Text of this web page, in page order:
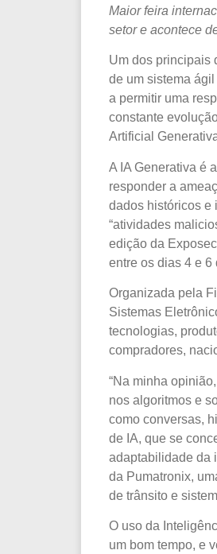
Maior feira
setor e acontece
Um dos principais
de um sistema
a permitir uma
constante
Artificial
A IA Generativa é
responder a
dados históricos e
“atividades
edição da
entre os dias 4 e
Organizada pela
Sistemas
tecnologias,
compradores,
“Na minha
nos algoritmos e
como conversas,
de IA, que se
adaptabilidade da
da Pumatronix,
de trânsito e
O uso da
um bom tempo, e